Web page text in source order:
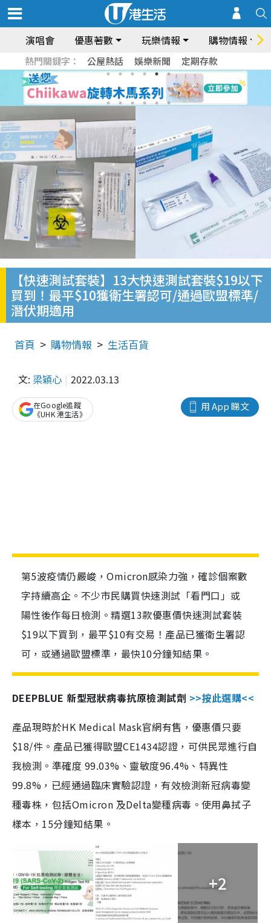
演唱會 優惠著數 玩樂情報 購物情報
熱門關鍵字： 公屋熱話 娛樂新聞 定期存款
【快速測試套裝】13大快速測試套裝$19以下
買到！最平$10獲衛生署認可/通過歐盟標準/
潛伏期適用
首頁 購物情報 生活百貨
文: 梁穎心 2022.03.13
用 App 睇文
在Google追蹤
《UHK 港生活》
第5波疫情仍嚴峻，Omicron感染力強，確診個案數
字持續高企。不少市民購買快速測試「看門口」或
陽性後作每日檢測。精選13款優惠價快速測試套裝
$19以下買到，最平$10有交易！產品已獲衛生署認
可，或通過歐盟標準，最快10分鐘知結果。
DEEPBLUE 新型冠狀病毒抗原檢測試劑 >>按此選購<<
產品現時於HK Medical Mask官網有售，優惠價只要
$18/件。產品已獲得歐盟CE1434認證，可供民眾進行自
我檢測。準確度 99.03%、靈敏度96.4%、特異性
99.8%，已經通過臨床實驗認證，有效檢測新冠病毒變
種毒株，包括Omicron 及Delta變種病毒。使用鼻拭子
樣本，15分鐘知結果。
+2